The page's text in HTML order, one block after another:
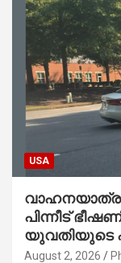
USA
പിന്നീട്
യുവതിയുടെ
August 2, 2026